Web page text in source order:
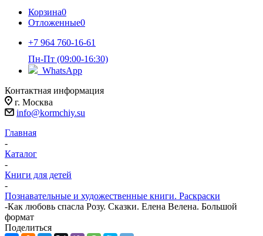
Корзина0
Отложенные0
+7 964 760-16-61
Пн-Пт (09:00-16:30)
WhatsApp
Контактная информация
г. Москва
info@kormchiy.su
Главная
-
Каталог
-
Книги для детей
-
Познавательные и художественные книги. Раскраски
-Как любовь спасла Розу. Сказки. Елена Велена. Большой
формат
Поделиться